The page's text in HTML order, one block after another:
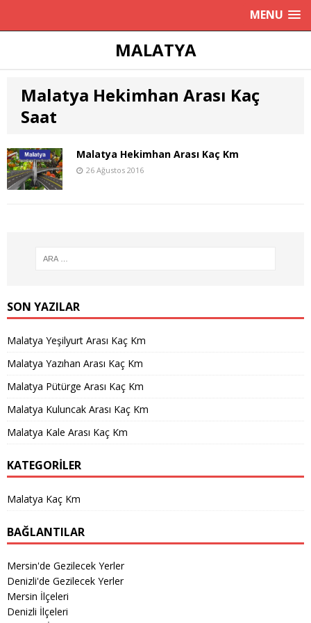
MENU
MALATYA
Malatya Hekimhan Arası Kaç
Saat
Malatya Hekimhan Arası Kaç Km
26 Ağustos 2016
SON YAZILAR
Malatya Yeşilyurt Arası Kaç Km
Malatya Yazıhan Arası Kaç Km
Malatya Pütürge Arası Kaç Km
Malatya Kuluncak Arası Kaç Km
Malatya Kale Arası Kaç Km
KATEGORILER
Malatya Kaç Km
BAĞLANTILAR
Mersin'de Gezilecek Yerler
Denizli'de Gezilecek Yerler
Mersin İlçeleri
Denizli İlçeleri